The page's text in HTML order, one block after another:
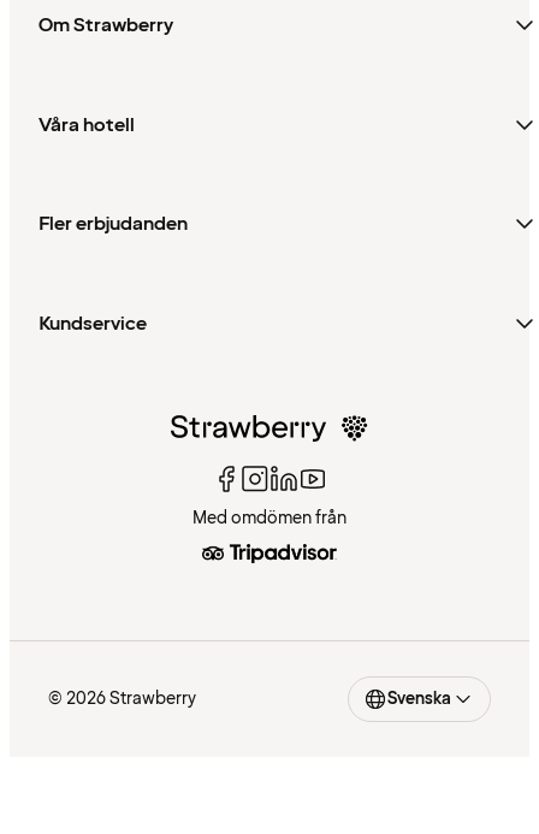
Om Strawberry
Våra hotell
Fler erbjudanden
Kundservice
Med omdömen från
© 2026 Strawberry Svenska